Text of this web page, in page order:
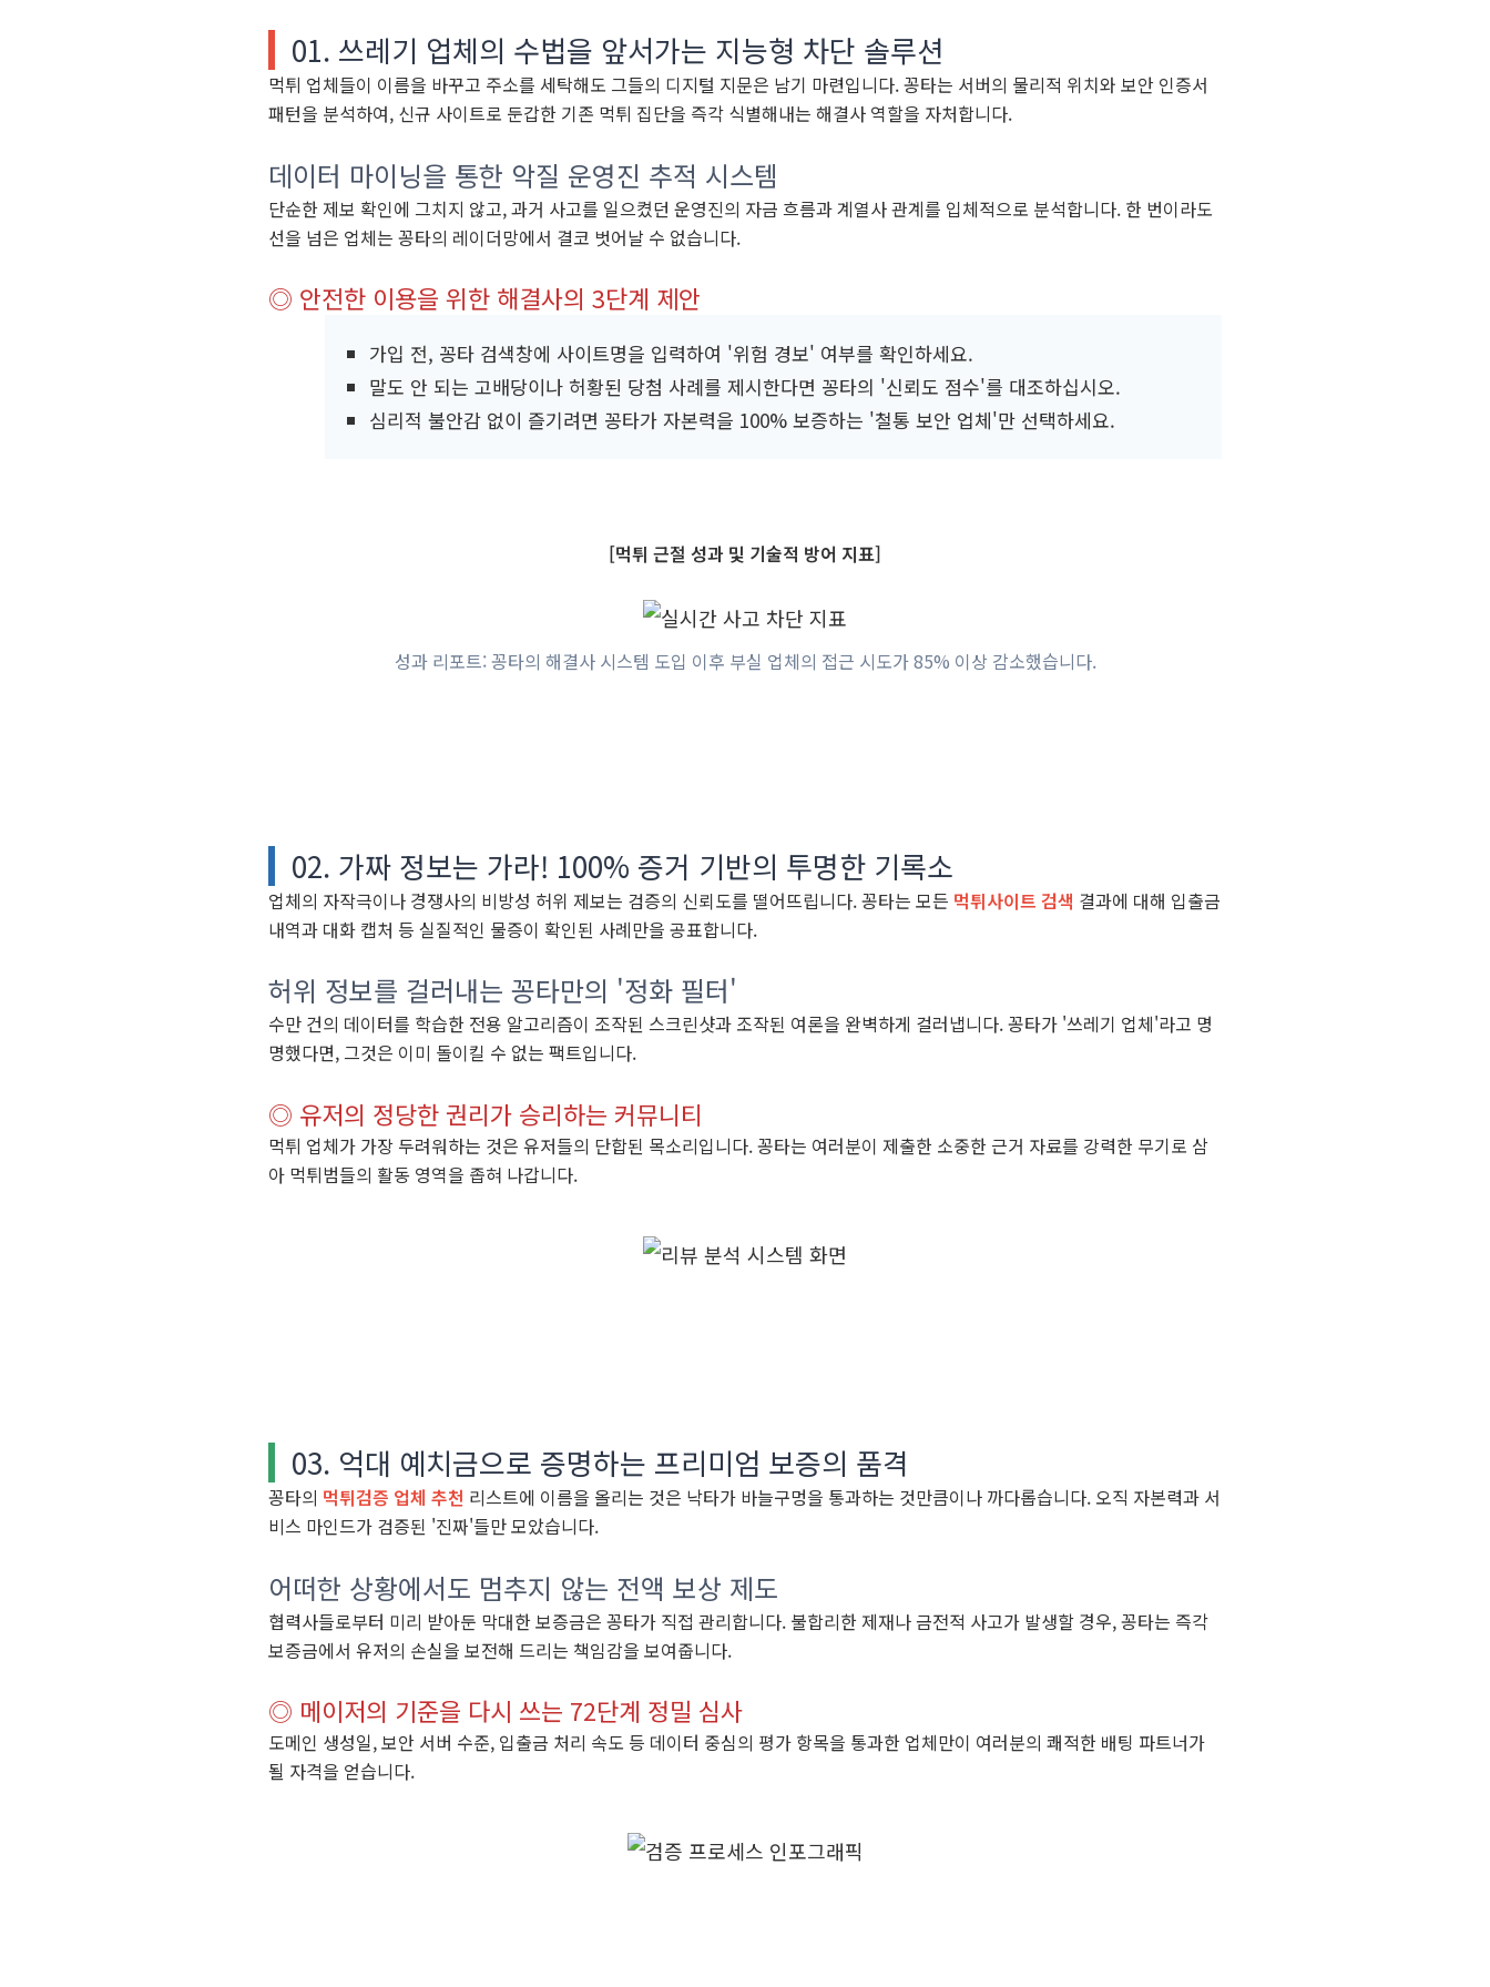
01. 쓰레기 업체의 수법을 앞서가는 지능형 차단 솔루션
먹튀 업체들이 이름을 바꾸고 주소를 세탁해도 그들의 디지털 지문은 남기 마련입니다. 꽁타는 서버의 물리적 위치와 보안 인증서
패턴을 분석하여, 신규 사이트로 둔갑한 기존 먹튀 집단을 즉각 식별해내는 해결사 역할을 자처합니다.
데이터 마이닝을 통한 악질 운영진 추적 시스템
단순한 제보 확인에 그치지 않고, 과거 사고를 일으켰던 운영진의 자금 흐름과 계열사 관계를 입체적으로 분석합니다. 한 번이라도
선을 넘은 업체는 꽁타의 레이더망에서 결코 벗어날 수 없습니다.
◎ 안전한 이용을 위한 해결사의 3단계 제안
가입 전, 꽁타 검색창에 사이트명을 입력하여 '위험 경보' 여부를 확인하세요.
말도 안 되는 고배당이나 허황된 당첨 사례를 제시한다면 꽁타의 '신뢰도 점수'를 대조하십시오.
심리적 불안감 없이 즐기려면 꽁타가 자본력을 100% 보증하는 '철통 보안 업체'만 선택하세요.
[먹튀 근절 성과 및 기술적 방어 지표]
성과 리포트: 꽁타의 해결사 시스템 도입 이후 부실 업체의 접근 시도가 85% 이상 감소했습니다.
02. 가짜 정보는 가라! 100% 증거 기반의 투명한 기록소
업체의 자작극이나 경쟁사의 비방성 허위 제보는 검증의 신뢰도를 떨어뜨립니다. 꽁타는 모든 먹튀사이트 검색 결과에 대해 입출금
내역과 대화 캡처 등 실질적인 물증이 확인된 사례만을 공표합니다.
허위 정보를 걸러내는 꽁타만의 '정화 필터'
수만 건의 데이터를 학습한 전용 알고리즘이 조작된 스크린샷과 조작된 여론을 완벽하게 걸러냅니다. 꽁타가 '쓰레기 업체'라고 명
명했다면, 그것은 이미 돌이킬 수 없는 팩트입니다.
◎ 유저의 정당한 권리가 승리하는 커뮤니티
먹튀 업체가 가장 두려워하는 것은 유저들의 단합된 목소리입니다. 꽁타는 여러분이 제출한 소중한 근거 자료를 강력한 무기로 삼
아 먹튀범들의 활동 영역을 좁혀 나갑니다.
03. 억대 예치금으로 증명하는 프리미엄 보증의 품격
꽁타의 먹튀검증 업체 추천 리스트에 이름을 올리는 것은 낙타가 바늘구멍을 통과하는 것만큼이나 까다롭습니다. 오직 자본력과 서
비스 마인드가 검증된 '진짜'들만 모았습니다.
어떠한 상황에서도 멈추지 않는 전액 보상 제도
협력사들로부터 미리 받아둔 막대한 보증금은 꽁타가 직접 관리합니다. 불합리한 제재나 금전적 사고가 발생할 경우, 꽁타는 즉각
보증금에서 유저의 손실을 보전해 드리는 책임감을 보여줍니다.
◎ 메이저의 기준을 다시 쓰는 72단계 정밀 심사
도메인 생성일, 보안 서버 수준, 입출금 처리 속도 등 데이터 중심의 평가 항목을 통과한 업체만이 여러분의 쾌적한 배팅 파트너가
될 자격을 얻습니다.